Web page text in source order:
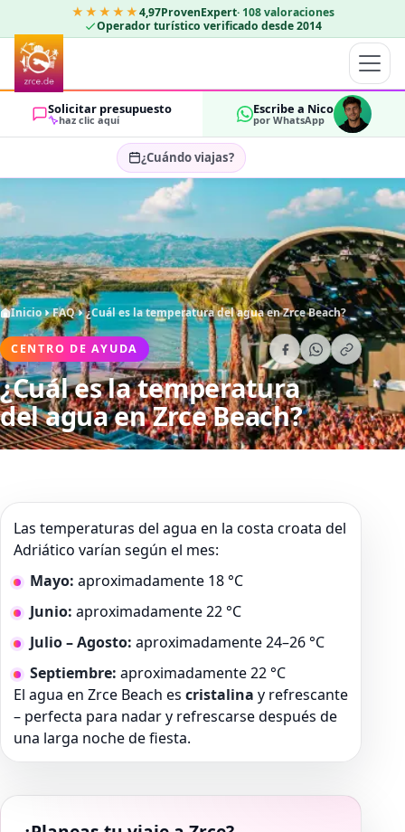
★★★★★4,97ProvenExpert· 108 valoraciones
Operador turístico verificado desde 2014
Solicitar presupuesto
haz clic aquí
Escribe a Nico
por WhatsApp
¿Cuándo viajas?
Seleccionar fechas…
HUÉSPEDES
2 OK
Inicio FAQ ¿Cuál es la temperatura del agua en Zrce Beach?
CENTRO DE AYUDA
¿Cuál es la temperatura
del agua en Zrce Beach?
Las temperaturas del agua en la costa croata del
Adriático varían según el mes:
Mayo: aproximadamente 18 °C
Junio: aproximadamente 22 °C
Julio – Agosto: aproximadamente 24–26 °C
Septiembre: aproximadamente 22 °C
El agua en Zrce Beach es cristalina y refrescante
– perfecta para nadar y refrescarse después de
una larga noche de fiesta.